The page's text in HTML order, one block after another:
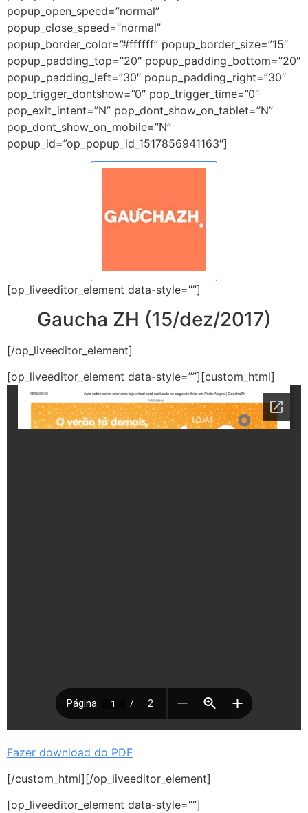
popup_open_speed=”normal”
popup_close_speed=”normal”
popup_border_color=”#ffffff” popup_border_size=”15″
popup_padding_top=”20″ popup_padding_bottom=”20″
popup_padding_left=”30″ popup_padding_right=”30″
pop_trigger_dontshow=”0″ pop_trigger_time=”0″
pop_exit_intent=”N” pop_dont_show_on_tablet=”N”
pop_dont_show_on_mobile=”N”
popup_id=”op_popup_id_1517856941163″]
[op_liveeditor_element data-style=””]
Gaucha ZH (15/dez/2017)
[/op_liveeditor_element]
[op_liveeditor_element data-style=””][custom_html]
Fazer download do PDF
[/custom_html][/op_liveeditor_element]
[op_liveeditor_element data-style=””]